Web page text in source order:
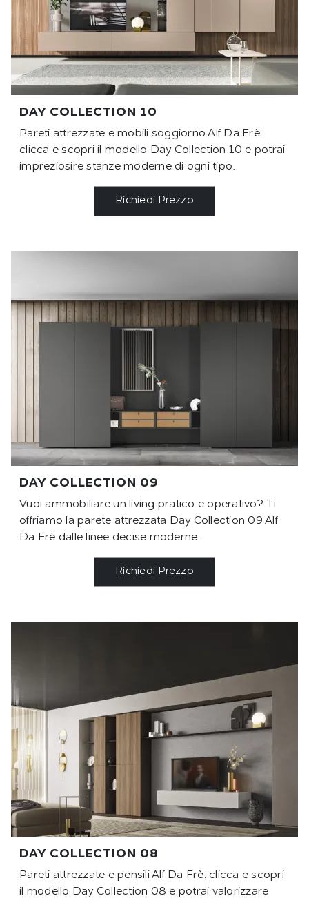
DAY COLLECTION 10
Pareti attrezzate e mobili soggiorno Alf Da Frè:
clicca e scopri il modello Day Collection 10 e potrai
impreziosire stanze moderne di ogni tipo.
Richiedi Prezzo
DAY COLLECTION 09
Vuoi ammobiliare un living pratico e operativo? Ti
offriamo la parete attrezzata Day Collection 09 Alf
Da Frè dalle linee decise moderne.
Richiedi Prezzo
DAY COLLECTION 08
Pareti attrezzate e pensili Alf Da Frè: clicca e scopri
il modello Day Collection 08 e potrai valorizzare